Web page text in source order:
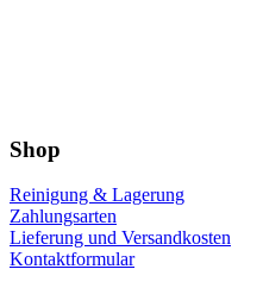
Shop
Reinigung & Lagerung
Zahlungsarten
Lieferung und Versandkosten
Kontaktformular